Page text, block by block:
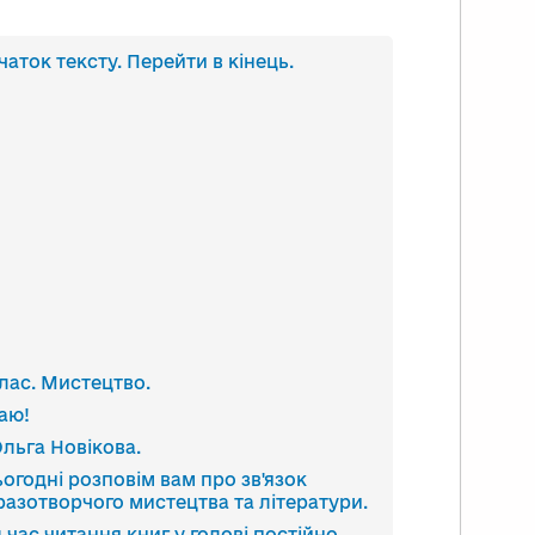
тексту. Перейти в кінець.
Мистецтво.
Новікова.
розповім вам про зв'язок
мистецтва та літератури.